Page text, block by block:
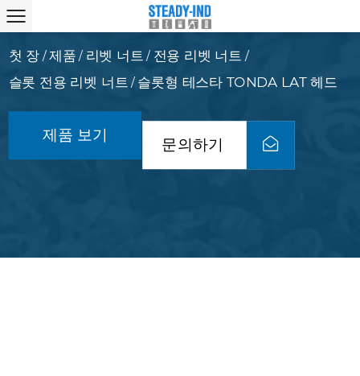
첫 장 /제품 / 리벳 너트 / 전용 리벳 너트 /
슬롯 전용 리벳 너트 / 슬롯형 테스타 TONDA LAT 헤드
제품 보기
문의하기